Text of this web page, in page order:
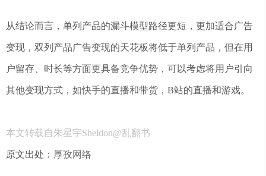
从结论而言，单列产品的漏斗模型路径更短，更加适合广告
变现，双列产品广告变现的天花板将低于单列产品，但在用
户留存、时长等方面更具备竞争优势，可以考虑将用户引向
其他变现方式，如快手的直播和带货，B站的直播和游戏。
本文转载自朱星宇Sheldon@乱翻书
原文出处： 厚孜网络